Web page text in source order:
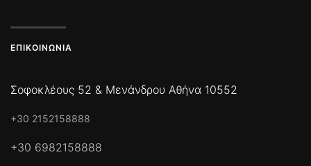
ΕΠΙΚΟΙΝΩΝΊΑ
Σοφοκλέους 52 & Μενάνδρου Αθήνα 10552
+30 2152158888
+30 6982158888